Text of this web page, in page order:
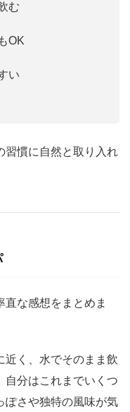
む
OK
い
習慣に自然と取り入れ
な感想をまとめま
近く、水でそのまま飲
自分はこれまでいくつ
ぽさや独特の風味が気